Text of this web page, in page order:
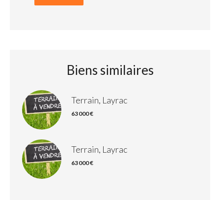
Biens similaires
Terrain, Layrac
63 000 €
Terrain, Layrac
63 000 €